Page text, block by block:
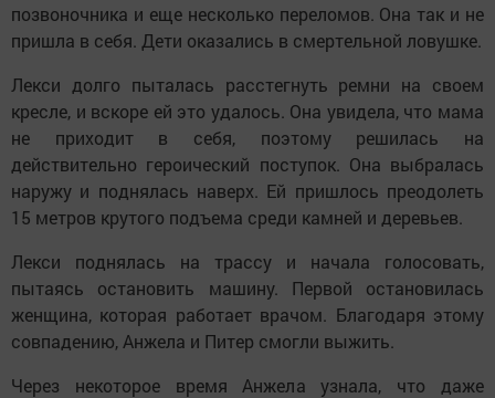
позвоночника и еще несколько переломов. Она так и не
пришла в себя. Дети оказались в смертельной ловушке.
Лекси долго пыталась расстегнуть ремни на своем
кресле, и вскоре ей это удалось. Она увидела, что мама
не приходит в себя, поэтому решилась на
действительно героический поступок. Она выбралась
наружу и поднялась наверх. Ей пришлось преодолеть
15 метров крутого подъема среди камней и деревьев.
Лекси поднялась на трассу и начала голосовать,
пытаясь остановить машину. Первой остановилась
женщина, которая работает врачом. Благодаря этому
совпадению, Анжела и Питер смогли выжить.
Через некоторое время Анжела узнала, что даже